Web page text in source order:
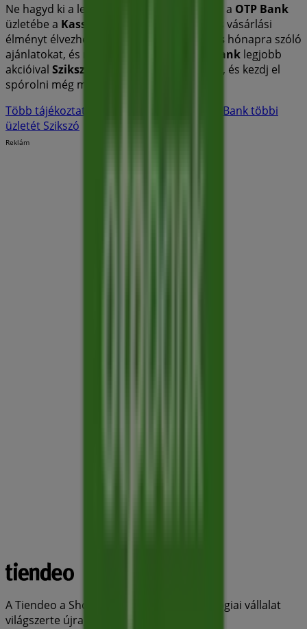
Ne hagyd ki a lehetőséget, hogy ellátogass a OTP Bank
üzletébe a Kassai utca 16.
címen, és teljes vásárlási
élményt élvezhess. Fedezd fel a
augusztus hónapra szóló
ajánlatokat, és maradj naprakész a
OTP Bank legjobb
akcióival Szikszó
-ben. Látogass el hozzánk, és kezdj el
spórolni még ma!
Több tájékoztatás — OTP Bank
Lásd a OTP Bank többi
üzletét Szikszó
Reklám
A Tiendeo a Shopfully része - ez a technológiai vállalat
világszerte újragondolja a helyi vásárlást.